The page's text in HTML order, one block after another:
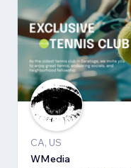
CA, US
WMedia